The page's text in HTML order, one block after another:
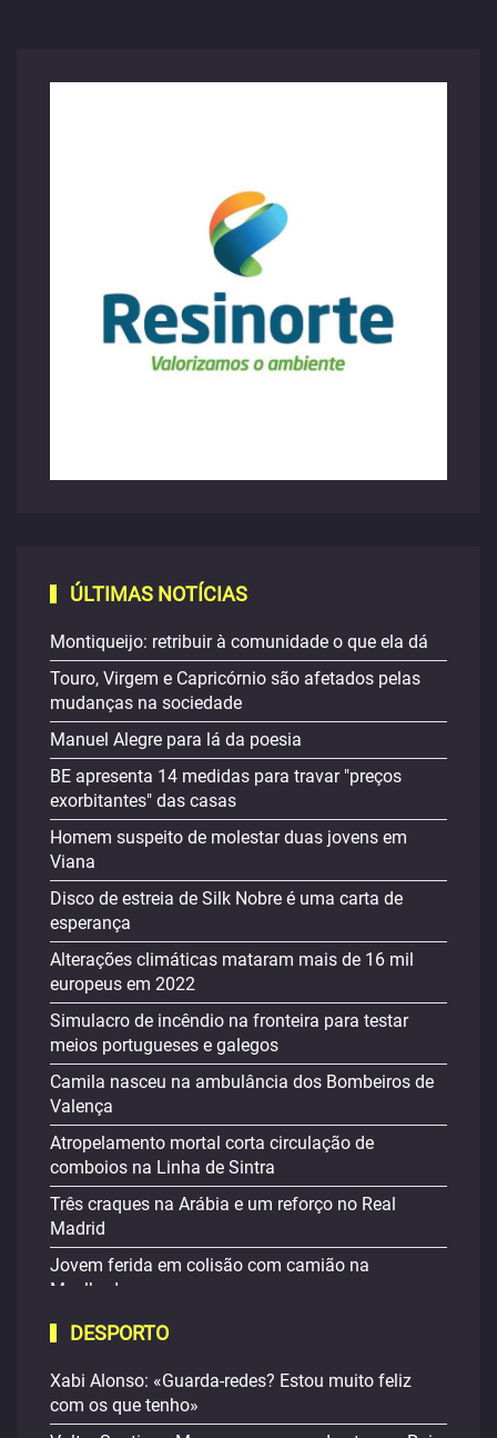
ÚLTIMAS NOTÍCIAS
Montiqueijo: retribuir à comunidade o que ela dá
Touro, Virgem e Capricórnio são afetados pelas
mudanças na sociedade
Manuel Alegre para lá da poesia
BE apresenta 14 medidas para travar "preços
exorbitantes" das casas
Homem suspeito de molestar duas jovens em
Viana
Disco de estreia de Silk Nobre é uma carta de
esperança
Alterações climáticas mataram mais de 16 mil
europeus em 2022
Simulacro de incêndio na fronteira para testar
meios portugueses e galegos
Camila nasceu na ambulância dos Bombeiros de
Valença
Atropelamento mortal corta circulação de
comboios na Linha de Sintra
Três craques na Arábia e um reforço no Real
Madrid
Jovem ferida em colisão com camião na
Mealhada
DESPORTO
Xabi Alonso: «Guarda-redes? Estou muito feliz
com os que tenho»